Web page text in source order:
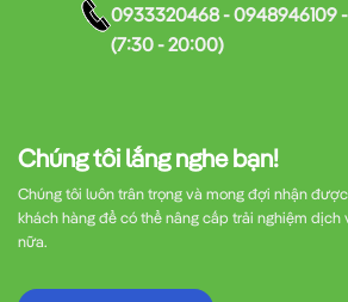
Chúng tôi lắng nghe bạn!
Chúng tôi luôn trân trọng và mong đợi nhận
khách hàng để có thể nâng cấp trải nghiệm dịch
nữa.
0933320468 - 0948946109
(7:30 - 20:00)